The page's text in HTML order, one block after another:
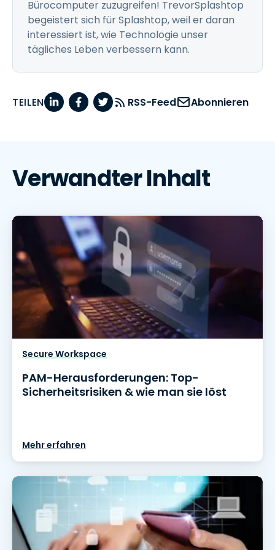
Bürocomputer zuzugreifen! TrevorSplashtop
begeistert sich für Splashtop, weil er daran
interessiert ist, wie Technologie unser
tägliches Leben verbessern kann.
TEILEN RSS-Feed Abonnieren
Verwandter Inhalt
Secure Workspace
PAM-Herausforderungen: Top-
Sicherheitsrisiken & wie man sie löst
Mehr erfahren